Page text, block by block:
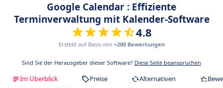
Google Calendar : Effiziente
Terminverwaltung mit Kalender-Software
4.8
Erstellt auf Basis von +200 Bewertungen
Sind Sie der Herausgeber dieser Software? Diese Seite beanspruchen
Im Überblick Preise Alternativen